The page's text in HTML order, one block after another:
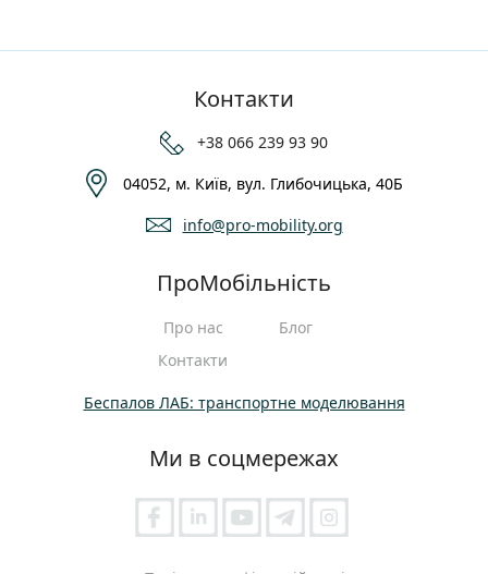
Контакти
+38 066 239 93 90
04052, м. Київ, вул. Глибочицька, 40Б
info@pro-mobility.org
ПроМобільність
Про нас
Блог
Контакти
Беспалов ЛАБ: транспортне моделювання
Ми в соцмережах